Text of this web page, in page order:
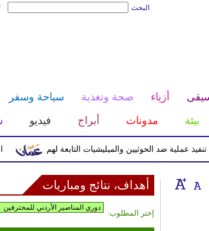
البحث
أزياء صحة وتغذية سياحة وسفر
بيئة مدونات أبراج فيديو
ضد الحوثيين والميليشيات التابعة لهم
أهداف، نتائج ومباريات
إختر المطلوب: